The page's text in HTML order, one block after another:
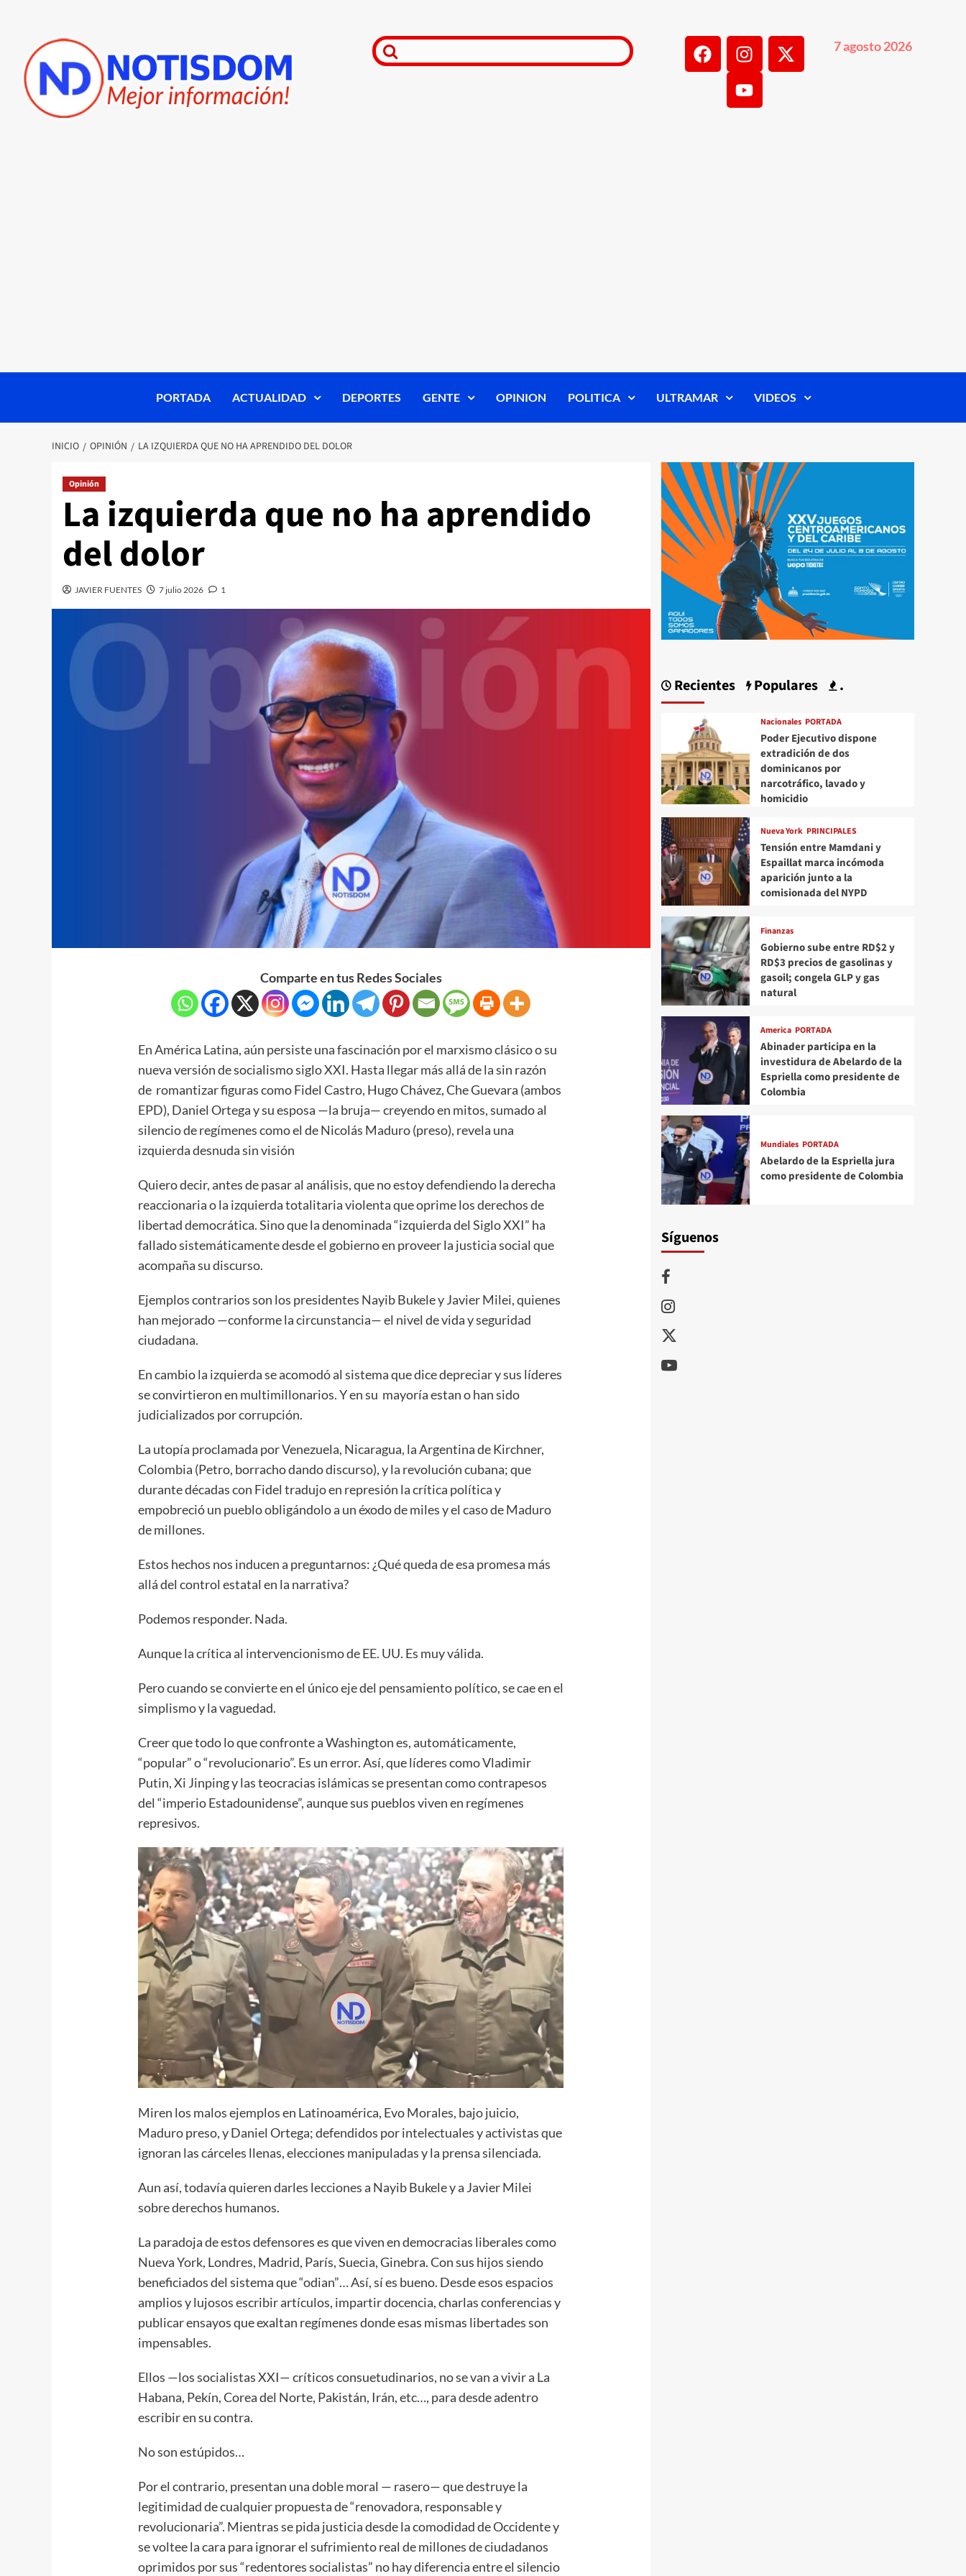
7 agosto 2026
PORTADA ACTUALIDAD DEPORTES GENTE OPINION POLITICA ULTRAMAR VIDEOS
INICIO OPINIÓN LA IZQUIERDA QUE NO HA APRENDIDO DEL DOLOR
Opinión
La izquierda que no ha aprendido
del dolor
JAVIER FUENTES 7 julio 2026 1
Comparte en tus Redes Sociales
En América Latina, aún persiste una fascinación por el marxismo clásico o su
nueva versión de socialismo siglo XXI. Hasta llegar más allá de la sin razón
de romantizar figuras como Fidel Castro, Hugo Chávez, Che Guevara (ambos
EPD), Daniel Ortega y su esposa —la bruja— creyendo en mitos, sumado al
silencio de regímenes como el de Nicolás Maduro (preso), revela una
izquierda desnuda sin visión
Quiero decir, antes de pasar al análisis, que no estoy defendiendo la derecha
reaccionaria o la izquierda totalitaria violenta que oprime los derechos de
libertad democrática. Sino que la denominada “izquierda del Siglo XXI” ha
fallado sistemáticamente desde el gobierno en proveer la justicia social que
acompaña su discurso.
Ejemplos contrarios son los presidentes Nayib Bukele y Javier Milei, quienes
han mejorado —conforme la circunstancia— el nivel de vida y seguridad
ciudadana.
En cambio la izquierda se acomodó al sistema que dice depreciar y sus líderes
se convirtieron en multimillonarios. Y en su mayoría estan o han sido
judicializados por corrupción.
La utopía proclamada por Venezuela, Nicaragua, la Argentina de Kirchner,
Colombia (Petro, borracho dando discurso), y la revolución cubana; que
durante décadas con Fidel tradujo en represión la crítica política y
empobreció un pueblo obligándolo a un éxodo de miles y el caso de Maduro
de millones.
Estos hechos nos inducen a preguntarnos: ¿Qué queda de esa promesa más
allá del control estatal en la narrativa?
Podemos responder. Nada.
Aunque la crítica al intervencionismo de EE. UU. Es muy válida.
Pero cuando se convierte en el único eje del pensamiento político, se cae en el
simplismo y la vaguedad.
Creer que todo lo que confronte a Washington es, automáticamente,
“popular” o “revolucionario”. Es un error. Así, que líderes como Vladimir
Putin, Xi Jinping y las teocracias islámicas se presentan como contrapesos
del “imperio Estadounidense”, aunque sus pueblos viven en regímenes
represivos.
Miren los malos ejemplos en Latinoamérica, Evo Morales, bajo juicio,
Maduro preso, y Daniel Ortega; defendidos por intelectuales y activistas que
ignoran las cárceles llenas, elecciones manipuladas y la prensa silenciada.
Aun así, todavía quieren darles lecciones a Nayib Bukele y a Javier Milei
sobre derechos humanos.
La paradoja de estos defensores es que viven en democracias liberales como
Nueva York, Londres, Madrid, París, Suecia, Ginebra. Con sus hijos siendo
beneficiados del sistema que “odian”… Así, sí es bueno. Desde esos espacios
amplios y lujosos escribir artículos, impartir docencia, charlas conferencias y
publicar ensayos que exaltan regímenes donde esas mismas libertades son
impensables.
Ellos —los socialistas XXI— críticos consuetudinarios, no se van a vivir a La
Habana, Pekín, Corea del Norte, Pakistán, Irán, etc…, para desde adentro
escribir en su contra.
No son estúpidos…
Por el contrario, presentan una doble moral — rasero— que destruye la
legitimidad de cualquier propuesta de “renovadora, responsable y
revolucionaria”. Mientras se pida justicia desde la comodidad de Occidente y
se voltee la cara para ignorar el sufrimiento real de millones de ciudadanos
oprimidos por sus “redentores socialistas” no hay diferencia entre el silencio
Recientes Populares .
Nacionales PORTADA
Poder Ejecutivo dispone
extradición de dos
dominicanos por
narcotráfico, lavado y
homicidio
Nueva York PRINCIPALES
Tensión entre Mamdani y
Espaillat marca incómoda
aparición junto a la
comisionada del NYPD
Finanzas
Gobierno sube entre RD$2 y
RD$3 precios de gasolinas y
gasoil; congela GLP y gas
natural
America PORTADA
Abinader participa en la
investidura de Abelardo de la
Espriella como presidente de
Colombia
Mundiales PORTADA
Abelardo de la Espriella jura
como presidente de Colombia
Síguenos